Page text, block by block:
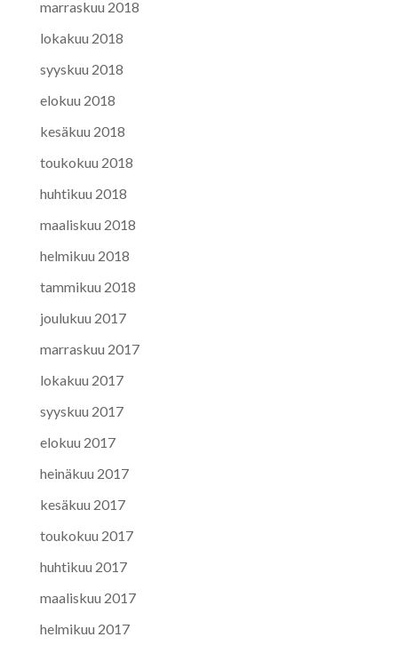
marraskuu 2018
lokakuu 2018
syyskuu 2018
elokuu 2018
kesäkuu 2018
toukokuu 2018
huhtikuu 2018
maaliskuu 2018
helmikuu 2018
tammikuu 2018
joulukuu 2017
marraskuu 2017
lokakuu 2017
syyskuu 2017
elokuu 2017
heinäkuu 2017
kesäkuu 2017
toukokuu 2017
huhtikuu 2017
maaliskuu 2017
helmikuu 2017